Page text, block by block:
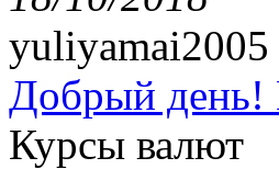
yuliyamai2005
Добрый день!
Курсы валют